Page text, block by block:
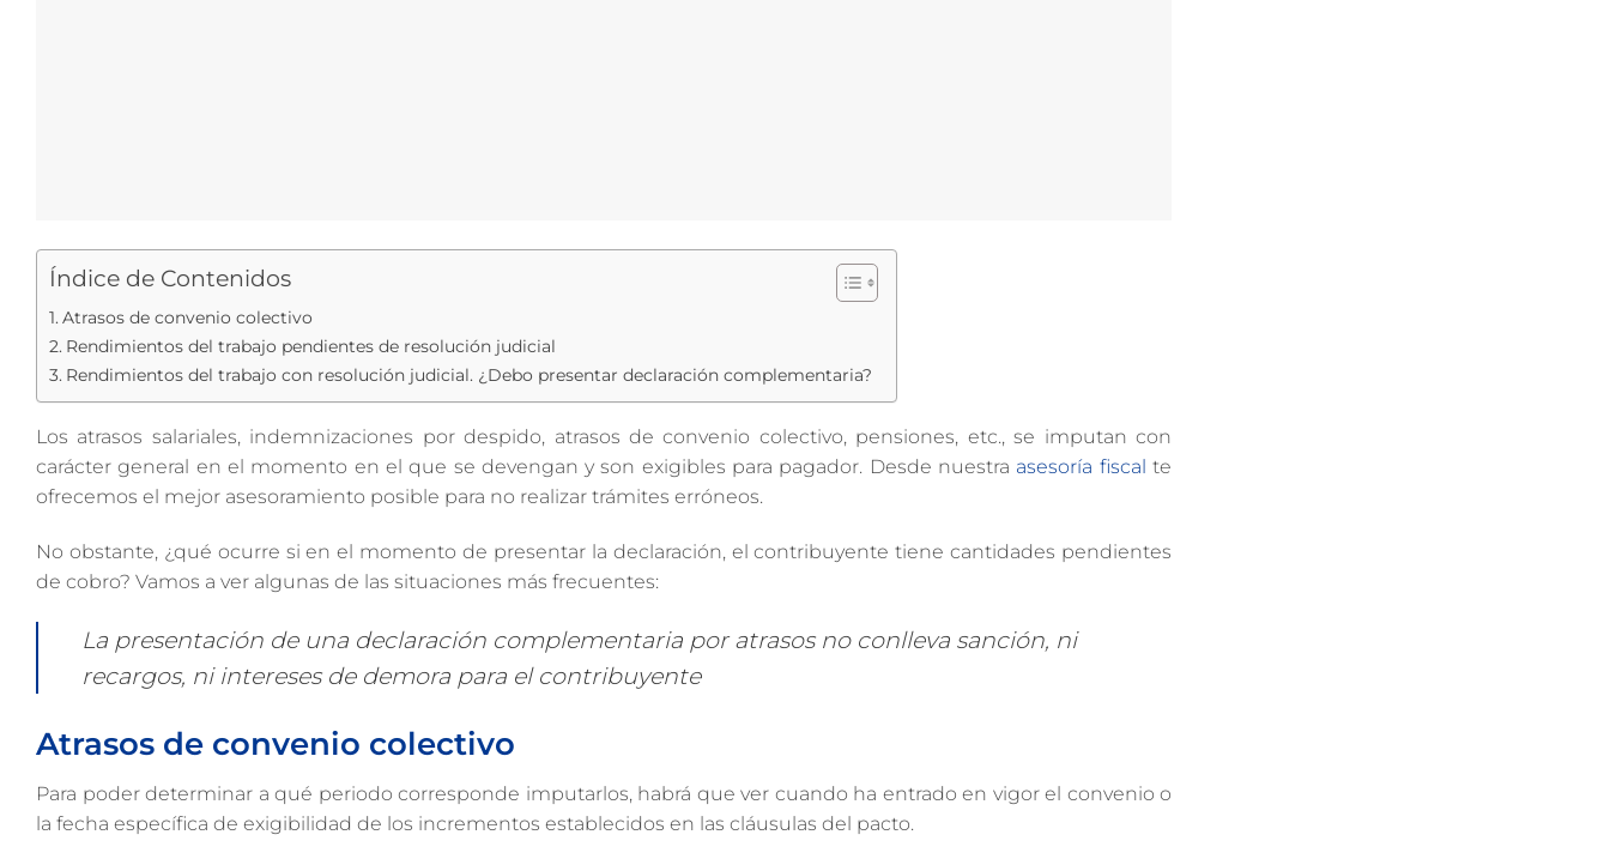
Índice de Contenidos
Atrasos de convenio colectivo
Rendimientos del trabajo pendientes de resolución judicial
Rendimientos del trabajo con resolución judicial. ¿Debo presentar declaración complementaria?
Los atrasos salariales, indemnizaciones por despido, atrasos de convenio colectivo, pensiones, etc., se imputan con
carácter general en el momento en el que se devengan y son exigibles para pagador. Desde nuestra asesoría fiscal te
ofrecemos el mejor asesoramiento posible para no realizar trámites erróneos.
No obstante, ¿qué ocurre si en el momento de presentar la declaración, el contribuyente tiene cantidades pendientes
de cobro? Vamos a ver algunas de las situaciones más frecuentes:
La presentación de una declaración complementaria por atrasos no conlleva sanción, ni
recargos, ni intereses de demora para el contribuyente
Atrasos de convenio colectivo
Para poder determinar a qué periodo corresponde imputarlos, habrá que ver cuando ha entrado en vigor el convenio o
la fecha específica de exigibilidad de los incrementos establecidos en las cláusulas del pacto.